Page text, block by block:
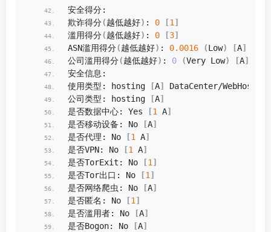
安全得分:
欺诈得分(越低越好) : 0 [1 ]
滥用得分(越低越好) : 0 [3]
ASN滥用得分(越低越好) : 0.0016 (Low) [A]
公司滥用得分(越低越好) : 0 (Very Low) [A]
安全信息:
使用类型: hosting
[A]
DataCenter/
公司类型: hosting
[A]
是否数据中心: Yes
[1 A]
是否移动设备: No
[A]
是否代理: No
[1 A]
是否VPN: No
[1 A]
是否TorExit: No
[1 ]
是否Tor出口: No
[1 ]
是否网络爬虫: No
[A]
是否匿名: No
[1 ]
是否滥用者: No
[A]
是否Bogon: No
[A]